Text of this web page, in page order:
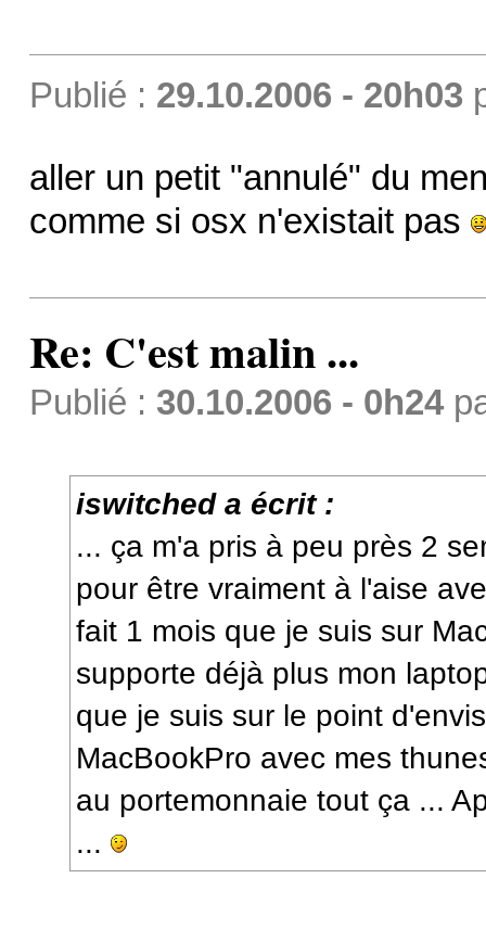
Publié : 29.10.2006 - 20h03
aller un petit "annulé" du
comme si osx n'existait pas
Re: C'est malin ...
Publié : 30.10.2006 - 0h24
iswitched a écrit :
... ça m'a pris à peu près 2
pour être vraiment à l'aise
fait 1 mois que je suis sur
supporte déjà plus mon
que je suis sur le point
MacBookPro avec mes
au portemonnaie tout ça ...
...